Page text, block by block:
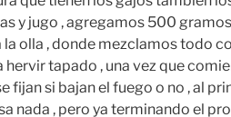
y jugo , agregamos 500
la olla , donde mezclamos todo
hervir tapado , una vez que
fijan si bajan el fuego o no , al
nada , pero ya terminando el